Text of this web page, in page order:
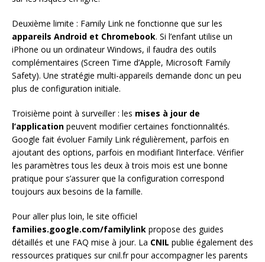
Deuxième limite : Family Link ne fonctionne que sur les
appareils Android et Chromebook. Si l’enfant utilise un
iPhone ou un ordinateur Windows, il faudra des outils
complémentaires (Screen Time d’Apple, Microsoft Family
Safety). Une stratégie multi-appareils demande donc un peu
plus de configuration initiale.
Troisième point à surveiller : les mises à jour de
l’application peuvent modifier certaines fonctionnalités.
Google fait évoluer Family Link régulièrement, parfois en
ajoutant des options, parfois en modifiant l’interface. Vérifier
les paramètres tous les deux à trois mois est une bonne
pratique pour s’assurer que la configuration correspond
toujours aux besoins de la famille.
Pour aller plus loin, le site officiel
families.google.com/familylink propose des guides
détaillés et une FAQ mise à jour. La CNIL publie également des
ressources pratiques sur cnil.fr pour accompagner les parents